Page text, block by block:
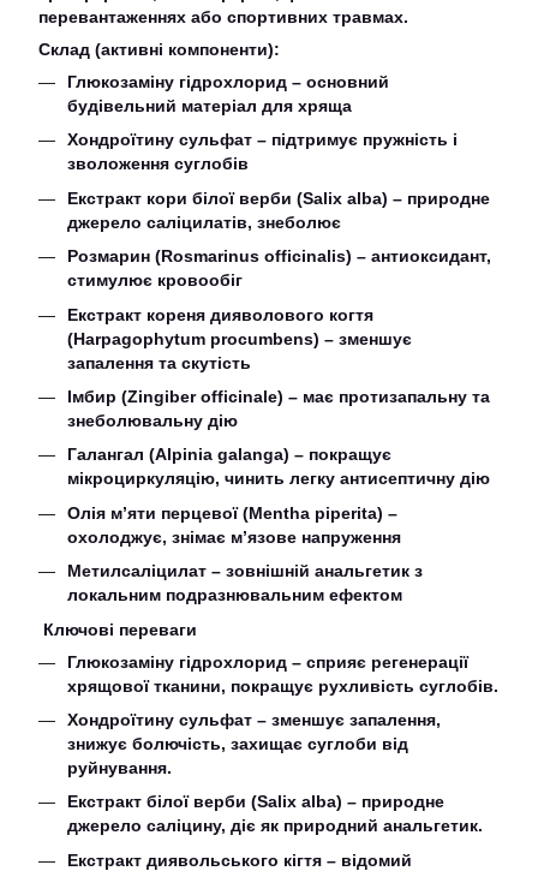
перевантаженнях або спортивних травмах.
Склад (активні компоненти):
Глюкозаміну гідрохлорид – основний
будівельний матеріал для хряща
Хондроїтину сульфат – підтримує пружність і
зволоження суглобів
Екстракт кори білої верби (Salix alba) – природне
джерело саліцилатів, знеболює
Розмарин (Rosmarinus officinalis) – антиоксидант,
стимулює кровообіг
Екстракт кореня дияволового когтя
(Harpagophytum procumbens) – зменшує
запалення та скутість
Імбир (Zingiber officinale) – має протизапальну та
знеболювальну дію
Галангал (Alpinia galanga) – покращує
мікроциркуляцію, чинить легку антисептичну дію
Олія м’яти перцевої (Mentha piperita) –
охолоджує, знімає м’язове напруження
Метилсаліцилат – зовнішній анальгетик з
локальним подразнювальним ефектом
Ключові переваги
Глюкозаміну гідрохлорид – сприяє регенерації
хрящової тканини, покращує рухливість суглобів.
Хондроїтину сульфат – зменшує запалення,
знижує болючість, захищає суглоби від
руйнування.
Екстракт білої верби (Salix alba) – природне
джерело саліцину, діє як природний анальгетик.
Екстракт диявольського кігтя – відомий